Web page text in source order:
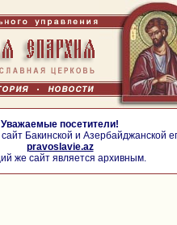
Уважаемые посетители!
Бакинской и Азербайджанской
pravoslavie.az
же сайт является архивным.